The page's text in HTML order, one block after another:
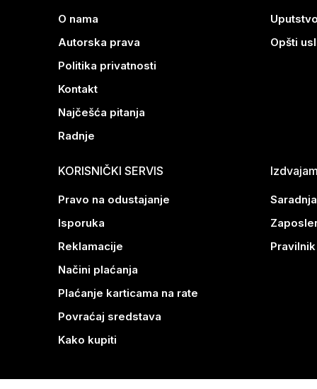
O nama
Autorska prava
Politika privatnosti
Kontakt
Najčešća pitanja
Radnje
Opšti
KORISNIČKI SERVIS
Pravo na odustajanje
Isporuka
Reklamacije
Načini plaćanja
Plaćanje karticama na rate
Povraćaj sredstava
Kako kupiti
Saradnja